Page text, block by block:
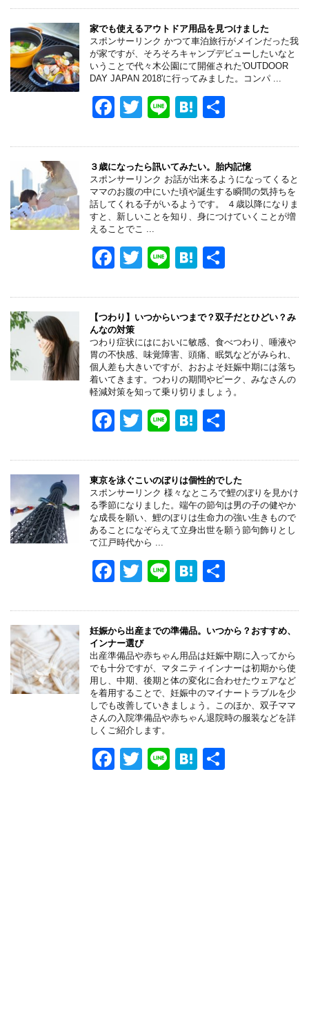
c
e
b
o
o
k
tt
er
e
e
n
a
家でも使えるアウトドア用品を見つけました
スポンサーリンク かつて車泊旅行がメインだった我
が家ですが、そろそろキャンプデビューしたいなと
いうことで代々木公園にて開催された'OUTDOOR
DAY JAPAN 2018'に行ってみました。コンパ ...
F
c
e
b
o
o
k
T
tt
er
Li
e
H
e
n
a
３歳になったら訊いてみたい。胎内記憶
スポンサーリンク お話が出来るようになってくると
ママのお腹の中にいた頃や誕生する瞬間の気持ちを
話してくれる子がいるようです。 ４歳以降になりま
すと、新しいことを知り、身につけていくことが増
えることでこ ...
F
c
e
b
o
o
k
T
tt
er
Li
e
H
e
n
a
【つわり】いつからいつまで？双子だとひどい？み
んなの対策
つわり症状にはにおいに敏感、食べつわり、唾液や
胃の不快感、味覚障害、頭痛、眠気などがみられ、
個人差も大きいですが、おおよそ妊娠中期には落ち
着いてきます。つわりの期間やピーク、みなさんの
軽減対策を知って乗り切りましょう。
F
c
e
b
o
o
k
T
tt
er
Li
e
H
e
n
a
東京を泳ぐこいのぼりは個性的でした
スポンサーリンク 様々なところで鯉のぼりを見かけ
る季節になりました。端午の節句は男の子の健やか
な成長を願い、鯉のぼりは生命力の強い生きもので
あることになぞらえて立身出世を願う節句飾りとし
て江戸時代から ...
F
c
e
b
o
o
k
T
tt
er
Li
e
H
e
n
a
妊娠から出産までの準備品。いつから？おすすめ、
インナー選び
出産準備品や赤ちゃん用品は妊娠中期に入ってから
でも十分ですが、マタニティインナーは初期から使
用し、中期、後期と体の変化に合わせたウェアなど
を着用することで、妊娠中のマイナートラブルを少
しでも改善していきましょう。このほか、双子ママ
さんの入院準備品や赤ちゃん退院時の服装などを詳
しくご紹介します。
F
T
Li
H